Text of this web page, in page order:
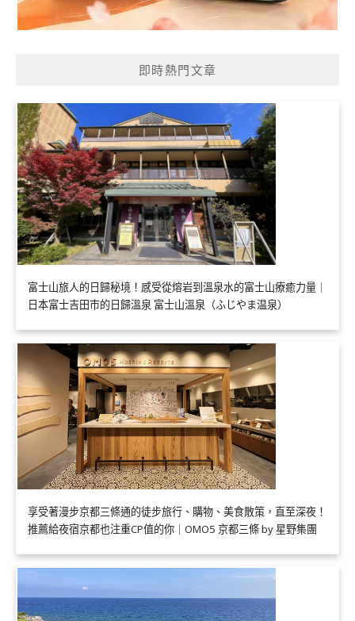
即時熱門文章
富士山旅人的日歸秘境！感受從熔岩到溫泉水的富士山療癒力量｜
日本富士吉田市的日歸溫泉 富士山溫泉（ふじやま温泉）
享受著漫步京都三條通的徒步旅行、購物、美食散策，直至深夜！
推薦給夜宿京都也注重CP值的你｜OMO5 京都三條 by 星野集團